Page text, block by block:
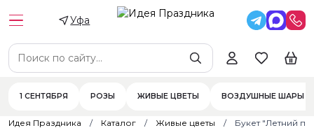
Уфа
1 СЕНТЯБРЯ РОЗЫ ЖИВЫЕ ЦВЕТЫ ВОЗДУШНЫЕ ШАРЫ
Идея Праздника Каталог Живые цветы Букет "Летний